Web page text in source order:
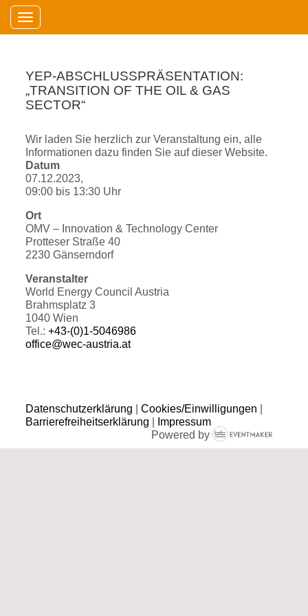
Toggle navigation
YEP-ABSCHLUSSPRÄSENTATION:
„TRANSITION OF THE OIL & GAS
SECTOR“
Wir laden Sie herzlich zur Veranstaltung ein, alle
Informationen dazu finden Sie auf dieser Website.
Datum
07.12.2023,
09:00 bis 13:30 Uhr
Ort
OMV – Innovation & Technology Center
Protteser Straße 40
2230 Gänserndorf
Veranstalter
World Energy Council Austria
Brahmsplatz 3
1040 Wien
Tel.: +43-(0)1-5046986
office@wec-austria.at
Datenschutzerklärung Cookies/Einwilligungen
Barrierefreiheitserklärung
Impressum
Powered by